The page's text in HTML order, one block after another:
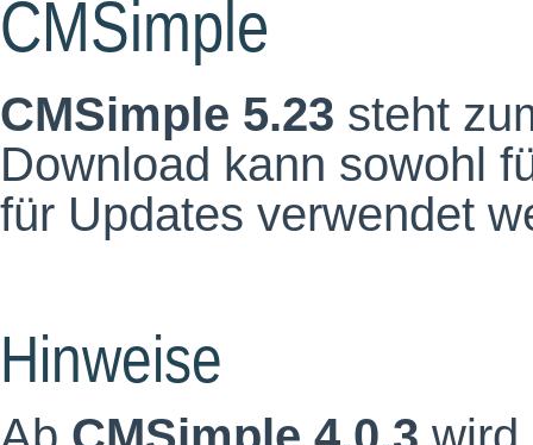
CMSimple
CMSimple 5.23 steht
Download kann sowohl
für Updates verwendet
Hinweise